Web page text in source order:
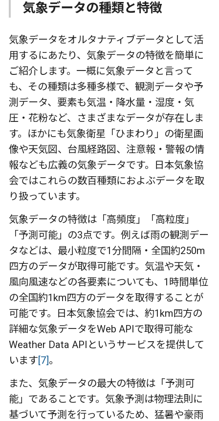
気象データの種類と特徴
気象データをオルタナティブデータとして活
用するにあたり、気象データの特徴を簡単に
ご紹介します。一概に気象データと言って
も、その種類は多種多様で、観測データや予
測データ、要素も気温・降水量・湿度・気
圧・花粉など、さまざまなデータが存在しま
す。ほかにも気象衛星「ひまわり」の衛星画
像や天気図、台風経路図、注意報・警報の情
報なども広義の気象データです。日本気象協
会ではこれらの数百種類におよぶデータを取
り扱っています。
気象データの特徴は「高頻度」「高粒度」
「予測可能」の3点です。例えば雨の観測デー
タなどは、最小粒度で1 分間隔・全国約250m
四方のデータが取得可能です。気温や天気・
風向風速などの各要素についても、1時間単位
の全国約1km四方のデータを取得することが
可能です。日本気象協会では、約1km四方の
詳細な気象データをWeb APIで取得可能な
Weather Data API というサービスを提供して
います[7]。
また、気象データの最大の特徴は「予測可
能」であることです。気象予測は物理法則に
基づいて予測を行っているため、猛暑や豪雨